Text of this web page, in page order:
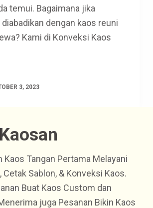
temui. Bagaimana jika
dengan kaos reuni
Kami di Konveksi Kaos
3, 2023
Kaos Tangan Pertama Melayani
Cetak Sablon, & Konveksi Kaos.
Buat Kaos Custom dan
juga Pesanan Bikin Kaos